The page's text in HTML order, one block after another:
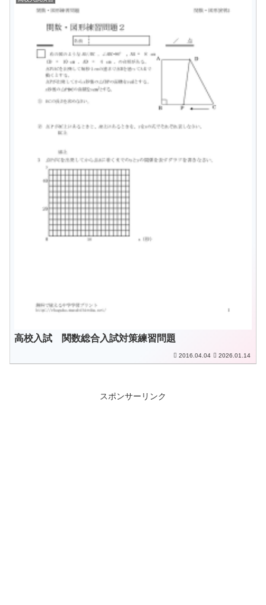
高校入試 関数総合入試対策練習問題
2016.04.04 2026.01.14
スポンサーリンク